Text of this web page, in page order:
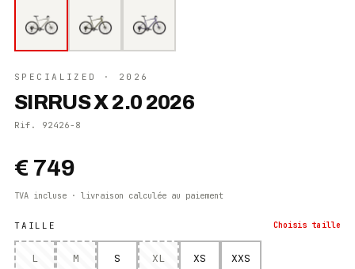
SPECIALIZED · 2026
SIRRUS X 2.0 2026
Rif. 92426-8
€ 749
TVA incluse · livraison calculée au paiement
TAILLE Choisis taille
L M S XL XS XXS